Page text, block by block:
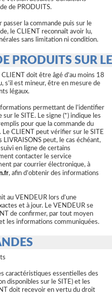
de PRODUITS.
la commande puis sur le
le CLIENT reconnaît avoir lu,
sans limitation ni condition.
PRODUITS SUR
doit être âgé d’au moins 18
s’il est mineur, être en mesure de
légaux.
permettant de l’identifier
le SITE. Le signe (*) indique les
pour que la commande du
CLIENT peut vérifier sur le SITE
LIVRAISONS peut, le cas échéant,
en ligne de certains
contacter le service
par courrier électronique, à
, afin d’obtenir des informations
au VENDEUR lors d’une
et à jour. Le VENDEUR se
de confirmer, par tout moyen
les informations communiquées.
caractéristiques essentielles des
disponibles sur le SITE) et les
doit recevoir en vertu du droit